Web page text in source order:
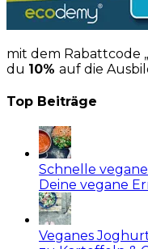
mit dem Rabattcode „
du 10% auf die
Top Beiträge
Schnelle
Deine vegane
Veganes